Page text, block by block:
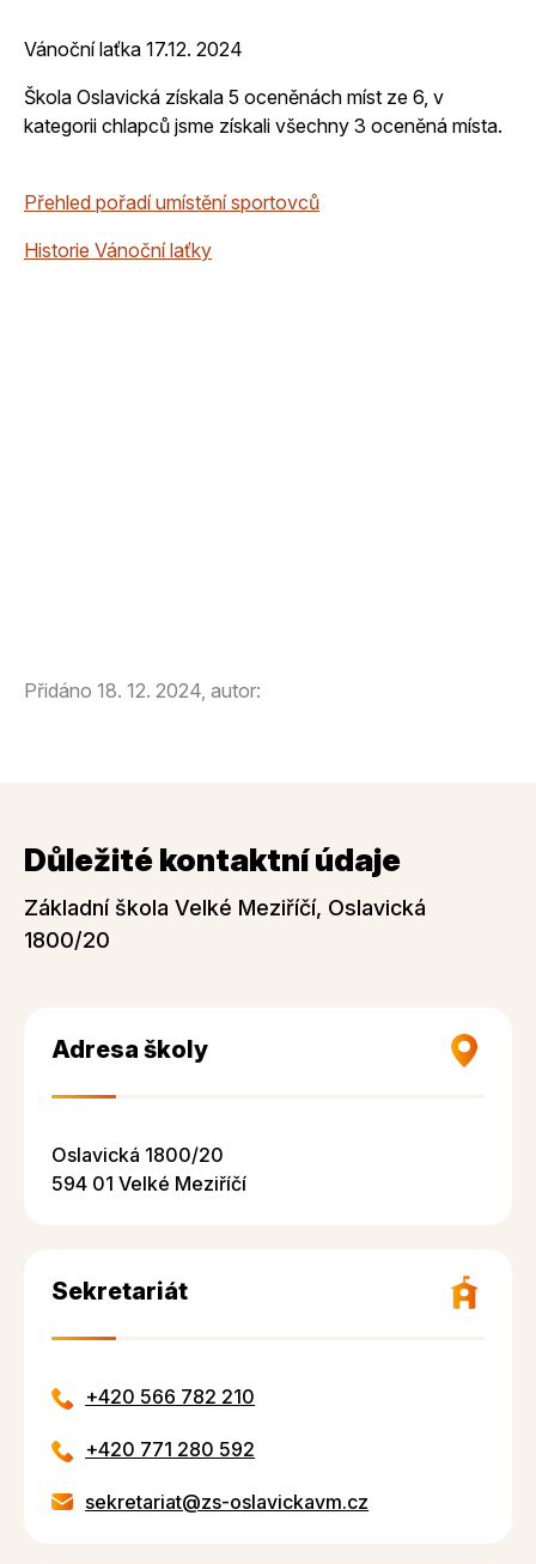
Vánoční laťka 17.12. 2024
Škola Oslavická získala 5 oceněnách míst ze 6, v
kategorii chlapců jsme získali všechny 3 oceněná místa.
Přehled pořadí umístění sportovců
Historie Vánoční laťky
Přidáno 18. 12. 2024, autor:
Důležité kontaktní údaje
Základní škola Velké Meziříčí, Oslavická
1800/20
Adresa školy
Oslavická 1800/20
594 01 Velké Meziříčí
Sekretariát
+420 566 782 210
+420 771 280 592
sekretariat@zs-oslavickavm.cz